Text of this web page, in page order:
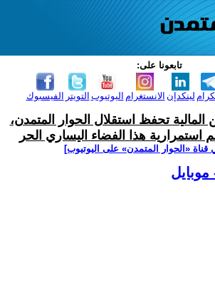
تابعونا على:
الفيسبوك التويتر اليوتيوب الانستغرام لينكدإن
المالية تحفظ استقلال الحوار المتمدن،
هذا الفضاء اليساري الحر
‫«الحوار المتمدن» على اليوتيوب]
موبايل